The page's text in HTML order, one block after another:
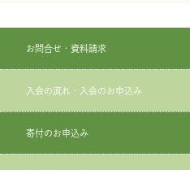
お問合せ・資料請求
入会の流れ・入会のお申込み
寄付のお申込み